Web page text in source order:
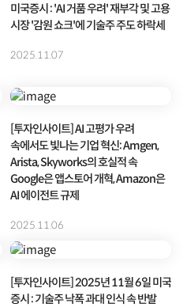
미국증시 : 'AI 거품 우려' 재부각 및 고용
시장 '감원 쇼크'에 기술주 주도 하락세
2025.11.07
[투자인사이트] AI 고평가 우려
속에서도 빛나는 기업 혁신: Amgen,
Arista, Skyworks의 호실적 속
Google은 앱스토어 개혁, Amazon은
AI 에이전트 규제
2025.11.06
[투자인사이트] 2025년 11월 6일 미국
증시 : 기술주 낙폭 과대 인식 속 반발